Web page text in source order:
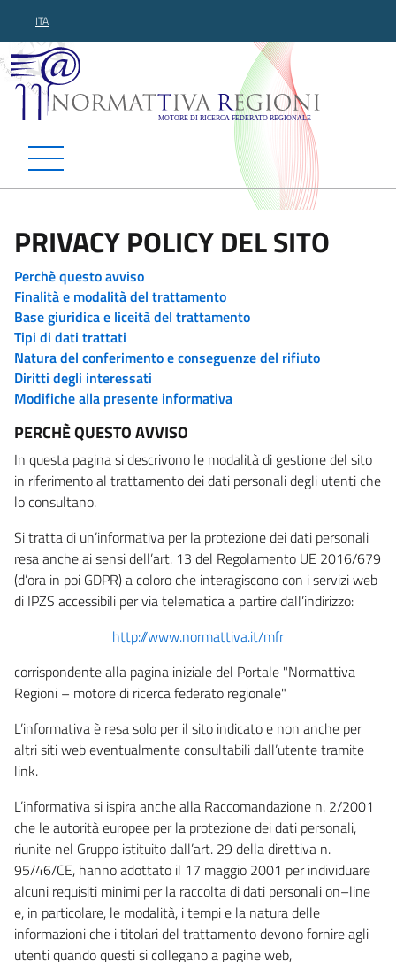
ITA
Normattiva Regioni -
PRIVACY POLICY DEL SITO
Perchè questo avviso
Finalità e modalità del trattamento
Base giuridica e liceità del trattamento
Tipi di dati trattati
Natura del conferimento e conseguenze del rifiuto
Diritti degli interessati
Modifiche alla presente informativa
PERCHÈ QUESTO AVVISO
In questa pagina si descrivono le modalità di gestione del sito
in riferimento al trattamento dei dati personali degli utenti che
lo consultano.
Si tratta di un’informativa per la protezione dei dati personali
resa anche ai sensi dell’art. 13 del Regolamento UE 2016/679
(d’ora in poi GDPR) a coloro che interagiscono con i servizi web
di IPZS accessibili per via telematica a partire dall’indirizzo:
http://www.normattiva.it/mfr
corrispondente alla pagina iniziale del Portale "Normattiva
Regioni – motore di ricerca federato regionale"
L’informativa è resa solo per il sito indicato e non anche per
altri siti web eventualmente consultabili dall’utente tramite
link.
L’informativa si ispira anche alla Raccomandazione n. 2/2001
che le autorità europee per la protezione dei dati personali,
riunite nel Gruppo istituito dall’art. 29 della direttiva n.
95/46/CE, hanno adottato il 17 maggio 2001 per individuare
alcuni requisiti minimi per la raccolta di dati personali on–line
e, in particolare, le modalità, i tempi e la natura delle
informazioni che i titolari del trattamento devono fornire agli
utenti quando questi si collegano a pagine web,